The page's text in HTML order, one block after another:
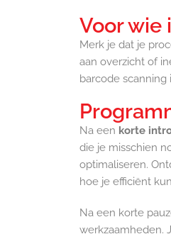
Voor wie
Merk je dat je
aan overzicht of
barcode
Na een korte
die je misschien
optimaliseren.
hoe je efficiënt
Na een korte
werkzaamheden.